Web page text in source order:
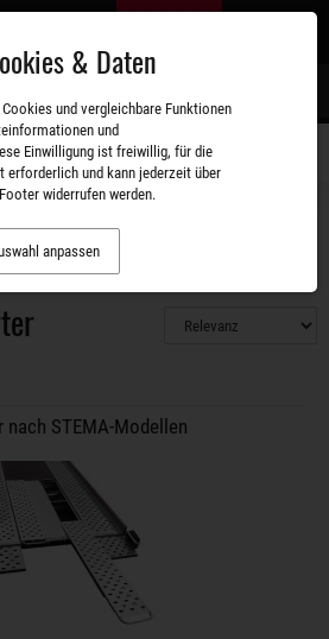
nach STEMA-Modellen
& Daten
und vergleichbare Funktionen
und
Einwilligung ist freiwillig, für die
erforderlich und kann jederzeit über
widerrufen werden.
anpassen